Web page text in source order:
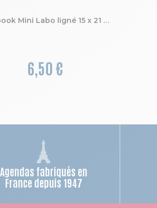
Notebook Mini Labo ligné 15 x 21 cm
6,50 €
Agendas fabriqués en
France depuis 1947